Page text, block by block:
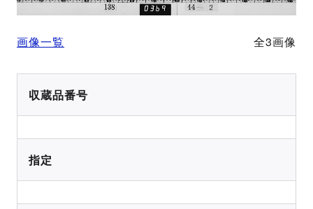
画像一覧 全3画像
収蔵品番号
指定